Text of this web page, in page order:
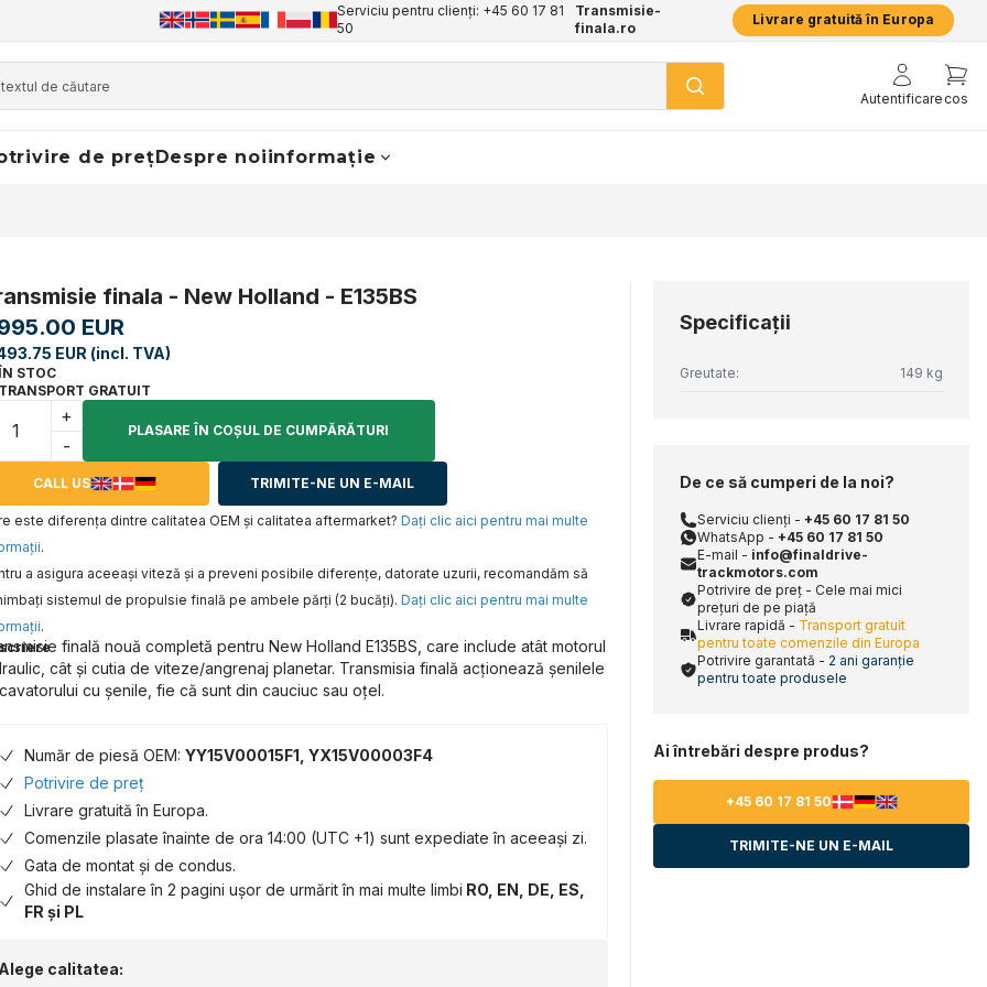
Serviciu pentru clienți: +45 60 17 81
50
Transmisie-
finala.ro
Livrare gratuită în Europa
Autentificare cos
de prețDespre noiinformație
finala - New Holland - E135BS
EUR
EUR (incl. TVA)
ÎN STOC
TRANSPORT GRATUIT
+
-
PLASARE ÎN COŞUL DE CUMPĂRĂTURI
CALL US TRIMITE-NE UN E-MAIL
este diferența dintre calitatea OEM și calitatea aftermarket? Daţi clic aici pentru mai multe
.
a asigura aceeaşi viteză şi a preveni posibile diferenţe, datorate uzurii, recomandăm să
sistemul de propulsie finală pe ambele părţi (2 bucăţi). Daţi clic aici pentru mai multe
.
finală nouă completă pentru New Holland E135BS, care include atât motorul
cât și cutia de viteze/angrenaj planetar. Transmisia finală acționează șenilele
cu șenile, fie că sunt din cauciuc sau oțel.
Număr de piesă OEM: YY15V00015F1, YX15V00003F4
Potrivire de preț
Livrare gratuită în Europa.
Comenzile plasate înainte de ora 14:00 (UTC +1) sunt expediate în aceeași zi.
Gata de montat și de condus.
Ghid de instalare în 2 pagini ușor de urmărit în mai multe limbi RO, EN, DE, ES,
FR și PL
Alege calitatea:
Specificaţii
Greutate: 149 kg
De ce să cumperi de la noi?
Serviciu clienți - +45 60 17 81 50
WhatsApp - +45 60 17 81 50
E-mail - info@finaldrive-
trackmotors.com
Potrivire de preț - Cele mai mici
prețuri de pe piață
Livrare rapidă - Transport gratuit
pentru toate comenzile din Europa
Potrivire garantată - 2 ani garanție
pentru toate produsele
Ai întrebări despre produs?
+45 60 17 81 50
TRIMITE-NE UN E-MAIL